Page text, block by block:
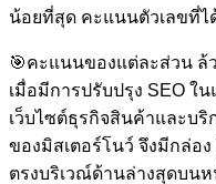
น้อยที่สุด คะแนนตัวเลขที่ไ
🎯คะแนนของแต่ละส่วน ล้
เมื่อมีการปรับปรุง SEO ใ
เว็บไซต์ธุรกิจสินค้าและบ
ของมิสเตอร์โนว์ จึงมีกล่อง
ตรงบริเวณ์ด้านล่างสุดบน